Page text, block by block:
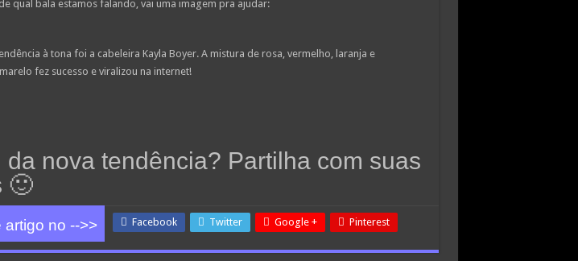
qual bala estamos falando, vai uma imagem pra ajudar:
à tona foi a cabeleira Kayla Boyer. A mistura de rosa, vermelho, laranja e
fez sucesso e viralizou na internet!
da nova tendência? Partilha com suas
🙂
artigo no -->> Facebook Twitter Google + Pinterest